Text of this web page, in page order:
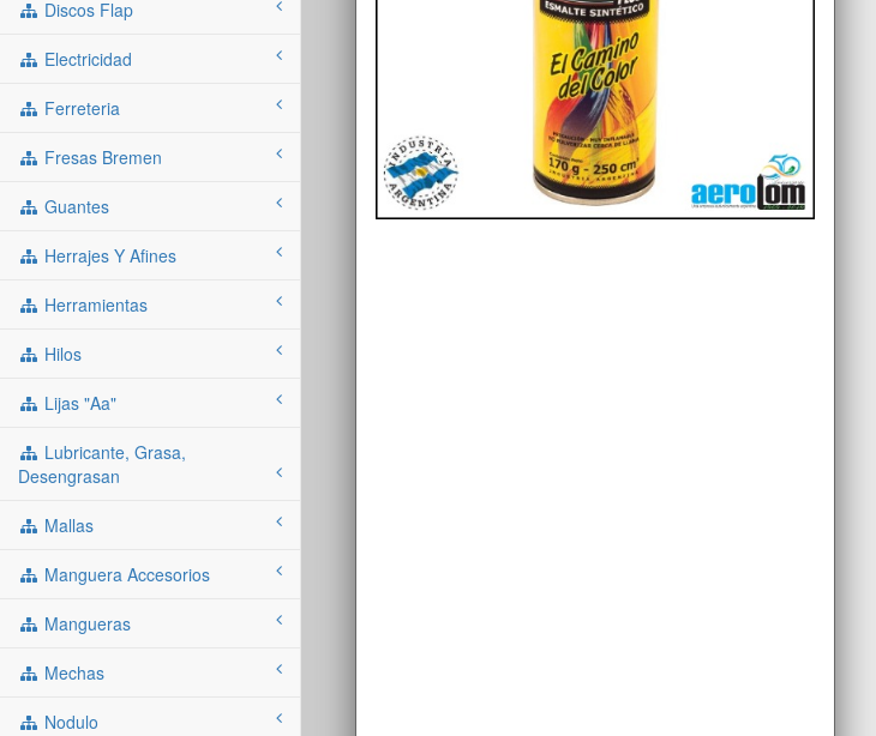
Discos Flap
Electricidad
Ferreteria
Fresas Bremen
Guantes
Herrajes Y Afines
Herramientas
Hilos
Lijas "aa"
Lubricante, Grasa,
Desengrasan
Mallas
Manguera Accesorios
Mangueras
Mechas
Nodulo